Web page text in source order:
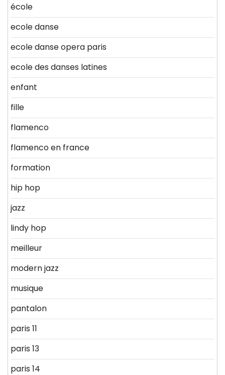
école
ecole danse
ecole danse opera paris
ecole des danses latines
enfant
fille
flamenco
flamenco en france
formation
hip hop
jazz
lindy hop
meilleur
modern jazz
musique
pantalon
paris 11
paris 13
paris 14